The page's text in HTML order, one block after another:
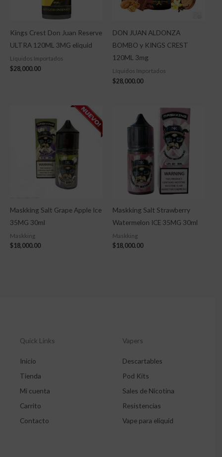
Kings Crest Don Juan Reserve
ULTRA 120ML 3MG eliquid
Líquidos Importados
$28,000.00
DON JUAN ALDONZA
BOMBO y KINGS CREST
120ML 3mg
Líquidos Importados
$28,000.00
Maskking Salt Grape Apple Ice
35MG 30ml
Maskking
$18,000.00
Maskking Salt Strawberry
Watermelon ICE 35MG 30ml
Maskking
$18,000.00
Quick Links
Inicio
Tienda
Mi cuenta
Carrito
Contacto
Vapers
Descartables
Pod Kits
Sales de Nicotina
Resistencias
Vape para eliquid